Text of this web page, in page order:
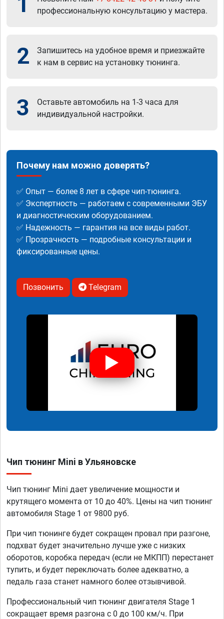
профессиональную консультацию у мастера.
2
Запишитесь на удобное время и приезжайте
к нам в сервис на установку тюнинга.
3
Оставьте автомобиль на 1-3 часа для
индивидуальной настройки.
Почему нам можно доверять?
✅ Опыт — более 8 лет в сфере чип-тюнинга.
✅ Экспертность — работаем с современными ЭБУ
и диагностическим оборудованием.
✅ Надежность — гарантия на все виды работ.
✅ Прозрачность — подробные консультации и
фиксированные цены.
Позвонить Telegram
Чип тюнинг Mini в Ульяновске
Чип тюнинг Mini дает увеличение мощности и
крутящего момента от 10 до 40%. Цены на чип тюнинг
автомобиля Stage 1 от 9800 руб.
При чип тюнинге будет сокращен провал при разгоне,
подхват будет значительно лучше уже с низких
оборотов, коробка передач (если не МКПП) перестанет
тупить, и будет переключать более адекватно, а
педаль газа станет намного более отзывчивой.
Профессиональный чип тюнинг двигателя Stage 1
сокращает время разгона с 0 до 100 км/ч. При